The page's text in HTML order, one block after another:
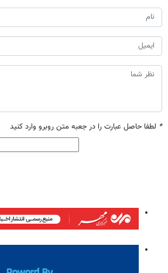
* لطفا حاصل عبارت را در جعبه متن روبرو وارد کنید